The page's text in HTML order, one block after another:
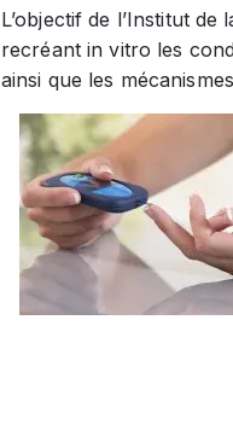
L’objectif de l’Institut
recréant in vitro les
ainsi que les